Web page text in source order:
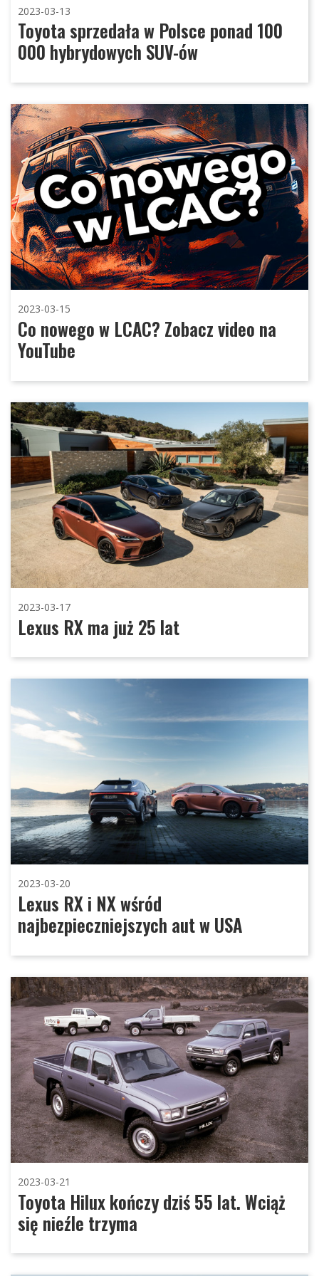
2023-03-13
Toyota sprzedała w Polsce ponad 100
000 hybrydowych SUV-ów
2023-03-15
Co nowego w LCAC? Zobacz video na
YouTube
2023-03-17
Lexus RX ma już 25 lat
2023-03-20
Lexus RX i NX wśród
najbezpieczniejszych aut w USA
2023-03-21
Toyota Hilux kończy dziś 55 lat. Wciąż
się nieźle trzyma